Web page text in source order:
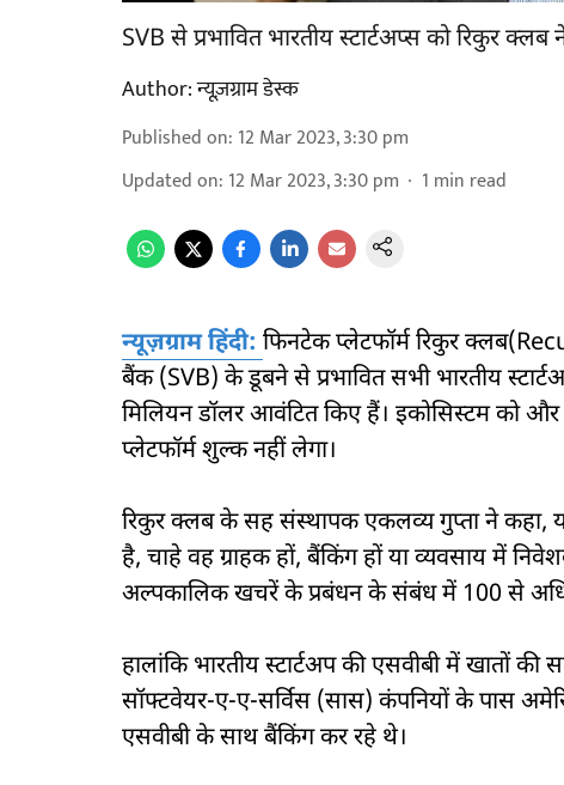
SVB से प्रभावित भारतीय स्टार्टअप्स को रिकुर
Author:न्यूज़ग्राम डेस्क
Published on: 12 Mar 2023, 3:30 pm
Updated on: 12 Mar 2023, 3:30 pm 1 min read
न्यूज़ग्राम हिंदी: फिनटेक प्लेटफॉर्म रिकुर
बैंक (SVB) के डूबने से प्रभावित सभी भारतीय
मिलियन डॉलर आवंटित किए हैं। इकोसिस्टम को
प्लेटफॉर्म शुल्क नहीं लेगा।
रिकुर क्लब के सह संस्थापक एकलव्य गुप्ता ने कहा,
है, चाहे वह ग्राहक हों, बैंकिंग हों या व्यवसाय में
अल्पकालिक खचरें के प्रबंधन के संबंध में 100 से अधिक
हालांकि भारतीय स्टार्टअप की एसवीबी में खातों
सॉफ्टवेयर-ए-ए-सर्विस (सास) कंपनियों के पास
एसवीबी के साथ बैंकिंग कर रहे थे।